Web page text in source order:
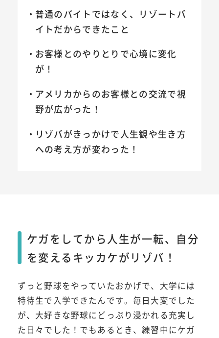
普通のバイトではなく、リゾートバ
イトだからできたこと
お客様とのやりとりで心境に変化
が！
アメリカからのお客様との交流で視
野が広がった！
リゾバがきっかけで人生観や生き方
への考え方が変わった！
ケガをしてから人生が一転、自分
を変えるキッカケがリゾバ！
ずっと野球をやっていたおかげで、大学には
特待生で入学できたんです。毎日大変でした
が、大好きな野球にどっぷり浸かれる充実し
た日々でした！でもあるとき、練習中にケガ